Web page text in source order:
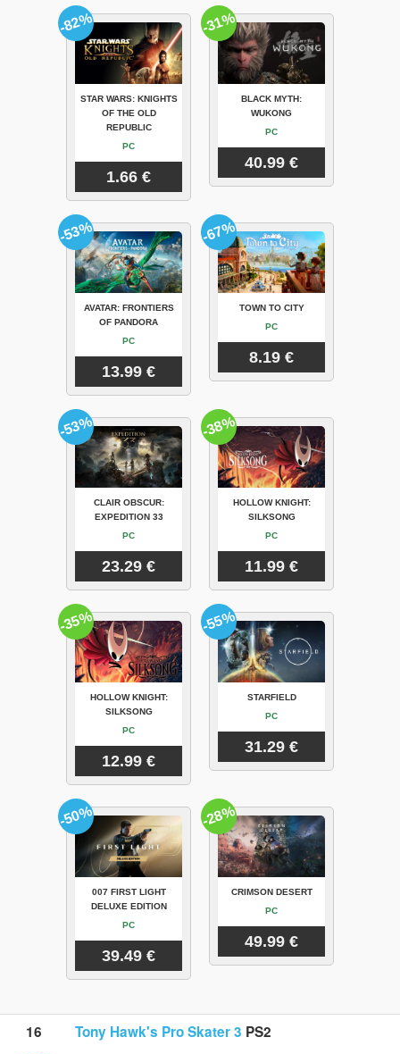
STAR WARS: KNIGHTS
OF THE OLD
REPUBLIC
PC
1.66 €
-82%
BLACK MYTH:
WUKONG
PC
40.99 €
-31%
AVATAR: FRONTIERS
OF PANDORA
PC
13.99 €
-53%
TOWN TO CITY
PC
8.19 €
-67%
CLAIR OBSCUR:
EXPEDITION 33
PC
23.29 €
-53%
HOLLOW KNIGHT:
SILKSONG
PC
11.99 €
-38%
HOLLOW KNIGHT:
SILKSONG
PC
12.99 €
-35%
STARFIELD
PC
31.29 €
-55%
007 FIRST LIGHT
DELUXE EDITION
PC
39.49 €
-50%
CRIMSON DESERT
PC
49.99 €
-28%
16 Tony Hawk's Pro Skater 3 PS2